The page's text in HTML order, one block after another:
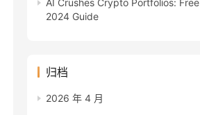
2024 Guide
归档
2026 年 4 月